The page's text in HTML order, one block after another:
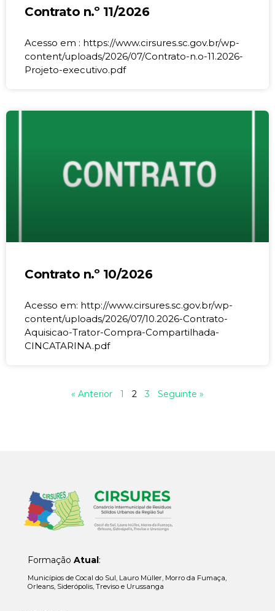
Contrato n.º 11/2026
Acesso em : https://www.cirsures.sc.gov.br/wp-
content/uploads/2026/07/Contrato-n.o-11.2026-
Projeto-executivo.pdf
Contrato n.º 10/2026
Acesso em: http://www.cirsures.sc.gov.br/wp-
content/uploads/2026/07/10.2026-Contrato-
Aquisicao-Trator-Compra-Compartilhada-
CINCATARINA.pdf
« Anterior 1 2 3 Seguinte »
Formação Atual:
Municípios de Cocal do Sul, Lauro Müller, Morro da Fumaça,
Orleans, Siderópolis, Treviso e Urussanga